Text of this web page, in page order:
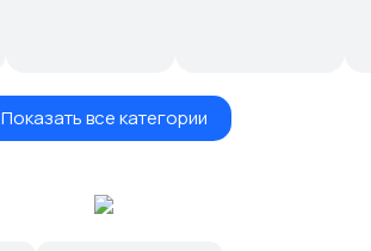
Показать все категории